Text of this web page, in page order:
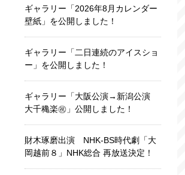
ギャラリー「2026年8月カレンダー
壁紙」を公開しました！
ギャラリー「二日連続のアイスショ
ー」を公開しました！
ギャラリー「大阪公演→新潟公演
大千穐楽㊗️」公開しました！
財木琢磨出演 NHK-BS時代劇「大
岡越前８」NHK総合 再放送決定！